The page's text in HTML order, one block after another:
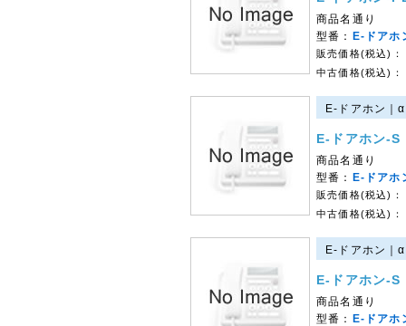
商品名通り
型番：
E-ドア
販売価格(税込)：
中古価格(税込)：
E-ドアホン
E-ドアホン-S
商品名通り
型番：
E-ドアホ
販売価格(税込)：
中古価格(税込)：
E-ドアホン
E-ドアホン-S
商品名通り
型番：
E-ドアホ